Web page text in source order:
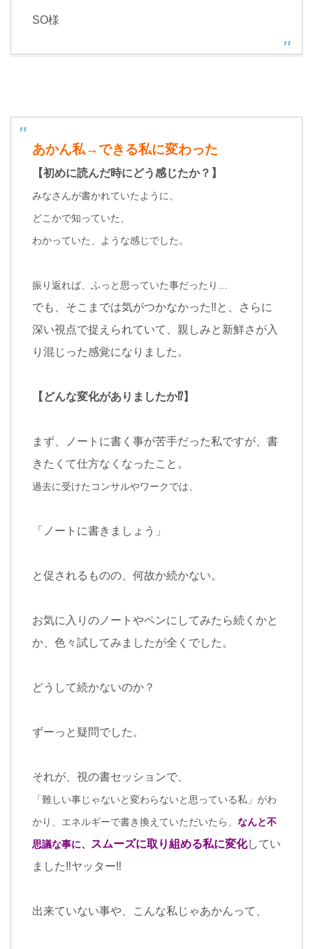
SO様
あかん私→できる私に変わった
【初めに読んだ時にどう感じたか？】
みなさんが書かれていたように、
どこかで知っていた、
わかっていた、ような感じでした。
振り返れば、ふっと思っていた事だったり…
でも、そこまでは気がつかなかった‼︎と、さらに
深い視点で捉えられていて、親しみと新鮮さが入
り混じった感覚になりました。
【どんな変化がありましたか⁉︎】
まず、ノートに書く事が苦手だった私ですが、書
きたくて仕方なくなったこと。
過去に受けたコンサルやワークでは、
「ノートに書きましょう」
と促されるものの、何故か続かない。
お気に入りのノートやペンにしてみたら続くかと
か、色々試してみましたが全くでした。
どうして続かないのか？
ずーっと疑問でした。
それが、視の書セッションで、
「難しい事じゃないと変わらないと思っている私」がわ
かり、 エネルギーで書き換えていただいたら、 なんと不
思議な事に、
スムーズに取り組める私に変化してい
ました‼︎ヤッター‼︎
出来ていない事や、こんな私じゃあかんって、